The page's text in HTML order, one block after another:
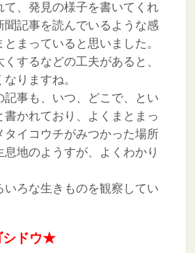
て、発見の様子を書いてくれ
聞記事を読んでいるような感
まっていると思いました。
するなどの工夫があると、
りますね。
記事も、いつ、どこで、とい
書かれており、よくまとまっ
タイコウチがみつかった場所
地のようすが、よくわかり
いろな生きものを観察してい
シドウ★